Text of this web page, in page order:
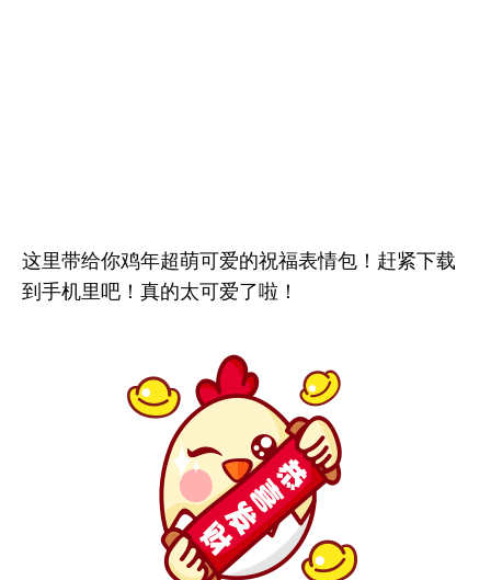
这里带给你鸡年超萌可爱的祝福表情包！赶紧下载
到手机里吧！真的太可爱了啦！